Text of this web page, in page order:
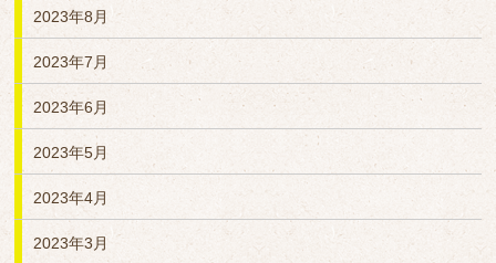
2023年8月
2023年7月
2023年6月
2023年5月
2023年4月
2023年3月